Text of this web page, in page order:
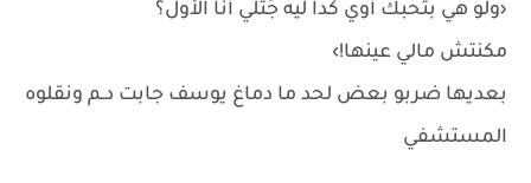
‹ولو هي بتحبك أوي كدا ليه جَتلي أنا الأول؟
مكنتش مالي عينها!›
بعديها ضربو بعض لحد ما دماغ يوسف جابت دـم ونقلوه
المستشفي